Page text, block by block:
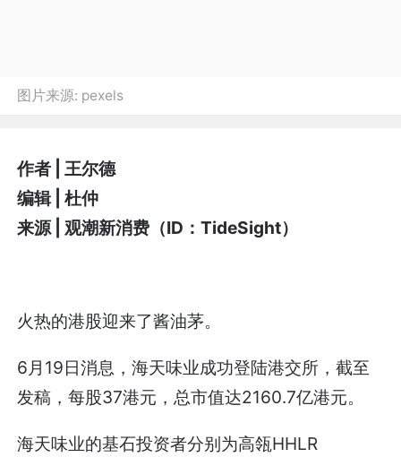
图片来源: pexels
作者 | 王尔德
编辑 | 杜仲
来源 | 观潮新消费（ID：TideSight）
火热的港股迎来了酱油茅。
6月19日消息，海天味业成功登陆港交所，截至
发稿，每股37港元，总市值达2160.7亿港元。
海天味业的基石投资者分别为高瓴HHLR